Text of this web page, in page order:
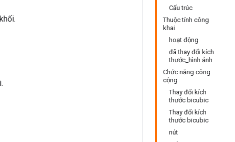
Cấu trúc
Thuộc tính công
khai
hoạt động
đã thay đổi kích
thước_hình ảnh
Chức năng công
cộng
Thay đổi kích
thước bicubic
Thay đổi kích
thước bicubic
nút